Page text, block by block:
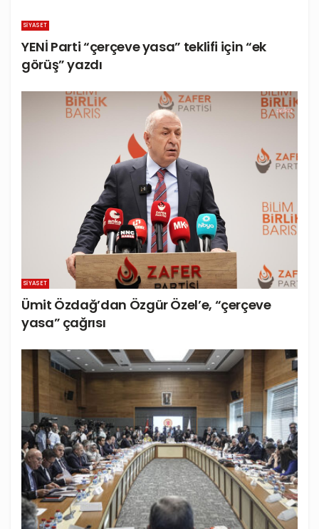
SIYASET
YENİ Parti “çerçeve yasa” teklifi için “ek
görüş” yazdı
SIYASET
Ümit Özdağ’dan Özgür Özel’e, “çerçeve
yasa” çağrısı